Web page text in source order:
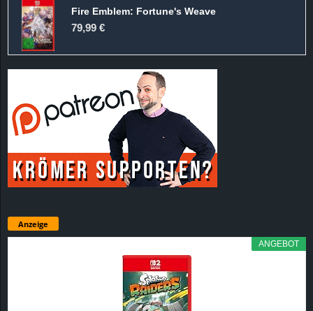
Fire Emblem: Fortune's Weave
79,99 €
Anzeige
ANGEBOT